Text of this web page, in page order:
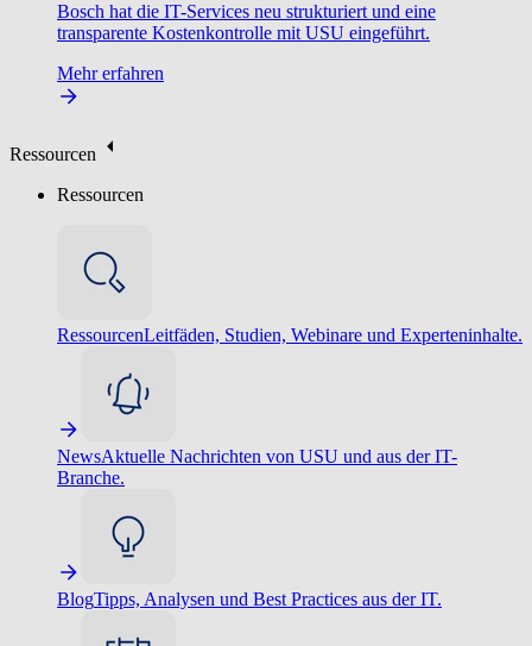
Bosch hat die IT-Services neu strukturiert und eine
transparente Kostenkontrolle mit USU eingeführt.
Mehr erfahren
Ressourcen
Ressourcen
RessourcenLeitfäden, Studien, Webinare und Experteninhalte.
NewsAktuelle Nachrichten von USU und aus der IT-
Branche.
BlogTipps, Analysen und Best Practices aus der IT.